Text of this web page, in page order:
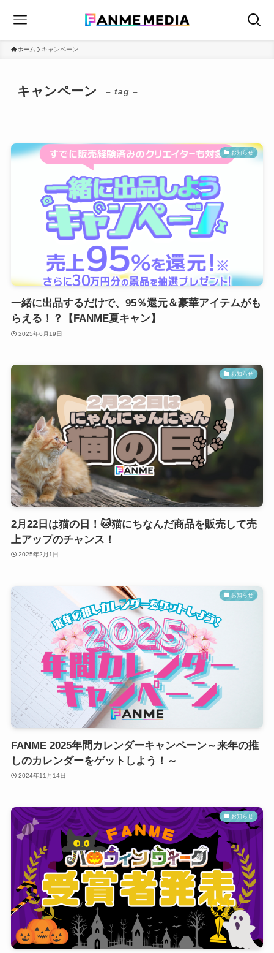
ホーム キャンペーン
キャンペーン – tag –
お知らせ
一緒に出品するだけで、95％還元＆豪華アイテムがも
らえる！？【FANME夏キャン】
2025年6月19日
お知らせ
2月22日は猫の日！🐱猫にちなんだ商品を販売して売
上アップのチャンス！
2025年2月1日
お知らせ
FANME 2025年間カレンダーキャンペーン～来年の推
しのカレンダーをゲットしよう！～
2024年11月14日
お知らせ